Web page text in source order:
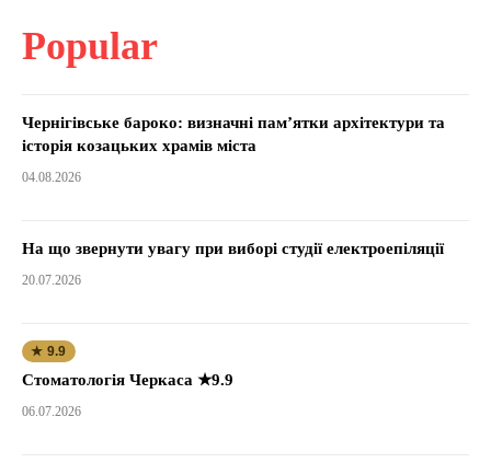
Popular
Чернігівське бароко: визначні пам’ятки архітектури та
історія козацьких храмів міста
04.08.2026
На що звернути увагу при виборі студії електроепіляції
20.07.2026
★ 9.9
Стоматологія Черкаса ★9.9
06.07.2026